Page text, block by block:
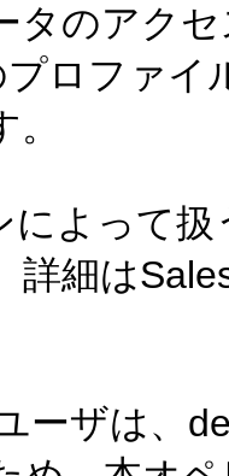
タのアク
ロファイ
によって
詳細は
ーザは、